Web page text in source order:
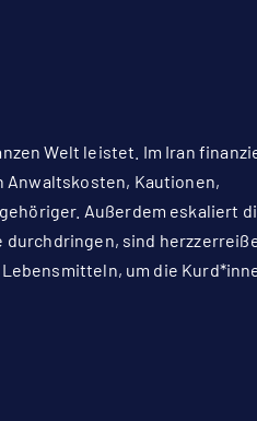
Welt leistet. Im Iran
Anwaltskosten, Kautionen,
Außerdem eskaliert
sind
um die